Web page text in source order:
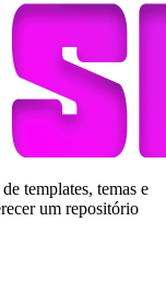
templates, temas e
um repositório